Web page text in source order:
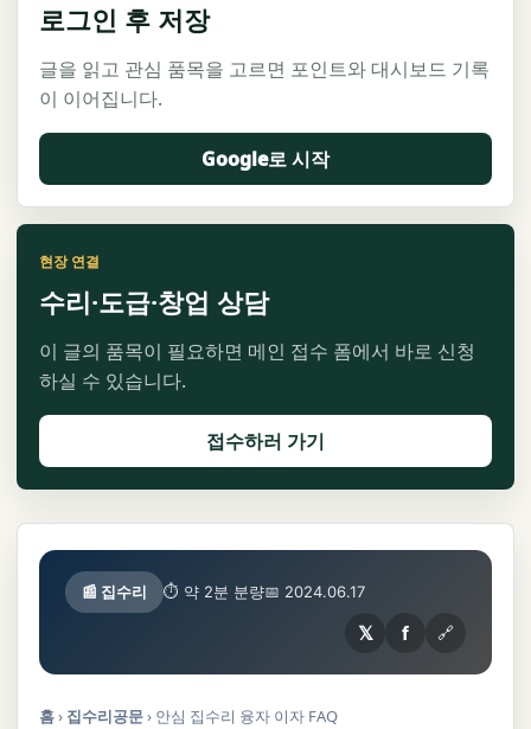
로그인 후 저장
글을 읽고 관심 품목을 고르면 포인트와 대시보드 기록
이 이어집니다.
Google로 시작
현장 연결
수리·도급·창업 상담
이 글의 품목이 필요하면 메인 접수 폼에서 바로 신청
하실 수 있습니다.
접수하러 가기
📰 집수리 ⏱ 약 2분 분량📅 2024.06.17
𝕏 f 🔗
홈› 집수리공문› 안심 집수리 융자 이자 FAQ